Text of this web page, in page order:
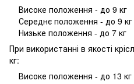
Високе положення - до 9 кг
Середнє положення - до 9 кг
Низьке положення - до 7 кг
При використанні в якості
кг:
Високе положення - до 13 кг